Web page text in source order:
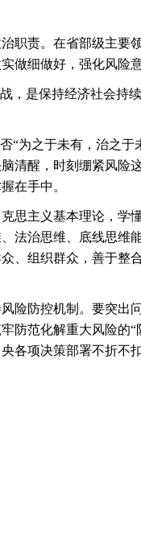
职责。在省部级主
做细做好，强化风险
，是保持经济社会持
“为之于未有，治之于
清醒，时刻绷紧风险
在手中。
思主义基本理论，学
法治思维、底线思维
、组织群众，善于整
险防控机制。要突
防范化解重大风险的
项决策部署不折不